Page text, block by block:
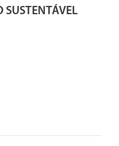
SUSTENTÁVEL